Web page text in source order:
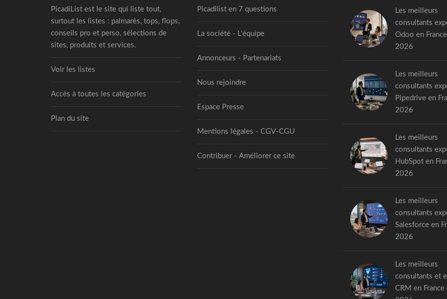
PicadiList est le site qui liste tout,
surtout les listes : palmarès, tops, flops,
conseils pro et perso, sélections de
sites, produits et services.
Voir les listes
Accès à toutes les catégories
Plan du site
Picadilist en 7 questions
La société - L'équipe
Annonceurs - Partenariats
Nous rejoindre
Espace Presse
Mentions légales - CGV-CGU
Contribuer - Améliorer ce site
Les meilleurs
consultants
Odoo en
2026
Les meilleurs
consultants
Pipedrive en
2026
Les meilleurs
consultants
HubSpot en
2026
Les meilleurs
consultants
Salesforce en
2026
Les meilleurs
consultants et
CRM en France